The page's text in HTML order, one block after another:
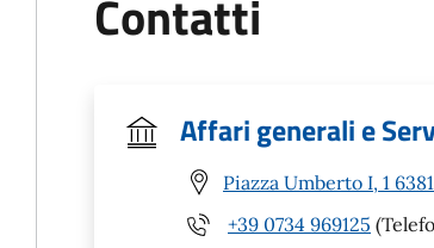
Contatti
Affari generali e
Piazza Umberto I, 1
+39 0734 969125